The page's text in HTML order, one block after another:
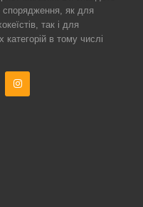
спорядження, як для
так і для
категорій в тому числі